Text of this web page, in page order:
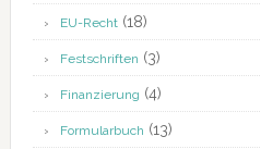
EU-Recht(18)
Festschriften (3)
Finanzierung (4)
Formularbuch (13)